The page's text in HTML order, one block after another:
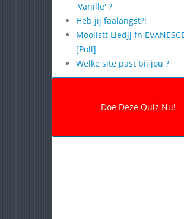
'Vanille' ?
Heb jij faalangst?!
Mooiistt Liedjj fn
[Poll]
Welke site past bij jou ?